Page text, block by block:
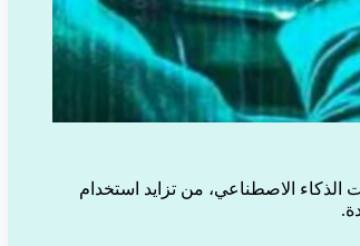
الذكاء الاصطناعي، من تزايد استخدام